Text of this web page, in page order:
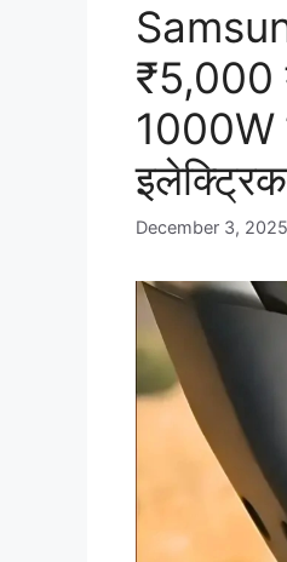
₹5,000
1000W
December 3, 2025